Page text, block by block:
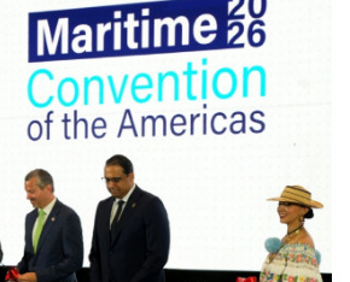
BIF 3445.888043
BMD 1.152471
BND 1.477446
BOB 13.935975
BRL 5.897421
BSD 1.152186
BTN 109.652359
BWP 15.583119
BYN 3.411334
BYR
22588.429982